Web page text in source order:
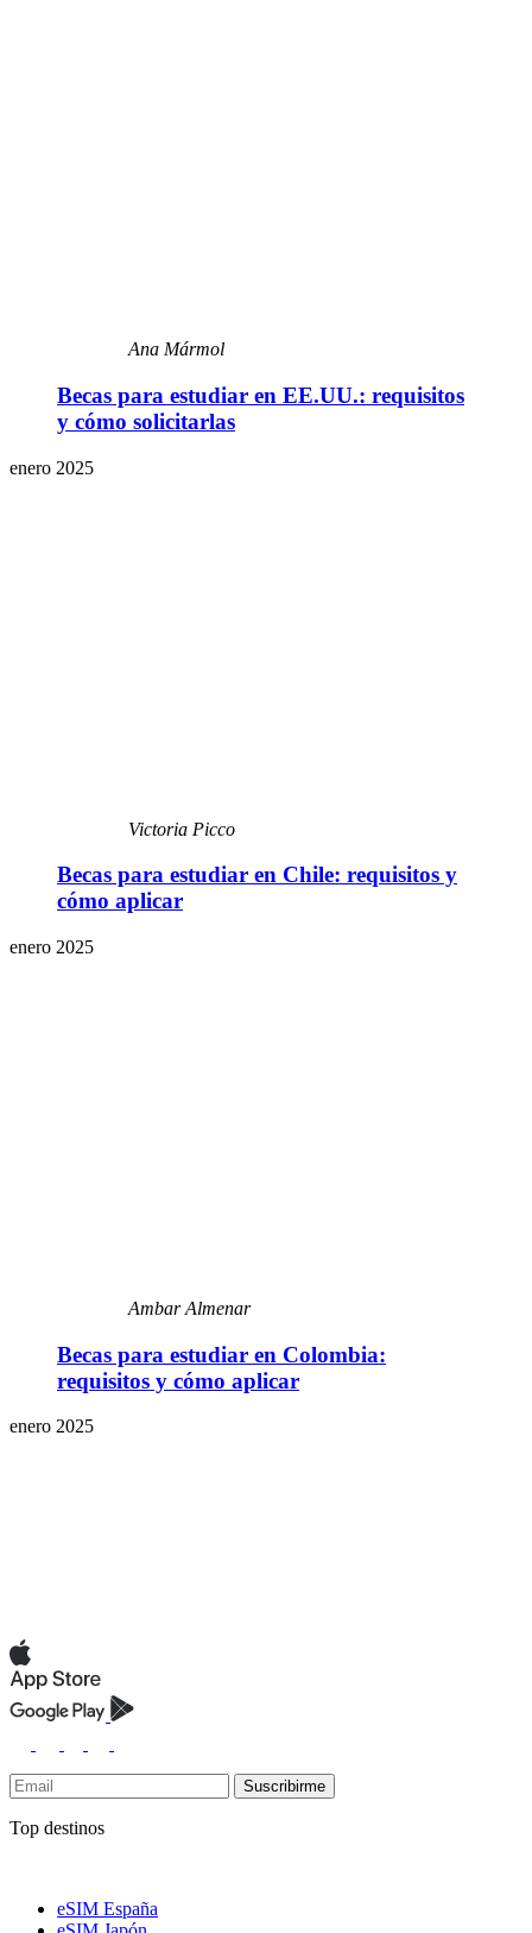
Ana Mármol
Becas para estudiar en EE.UU.: requisitos
y cómo solicitarlas
enero 2025
Victoria Picco
Becas para estudiar en Chile: requisitos y
cómo aplicar
enero 2025
Ambar Almenar
Becas para estudiar en Colombia:
requisitos y cómo aplicar
enero 2025
Suscribirme
Top destinos
eSIM España